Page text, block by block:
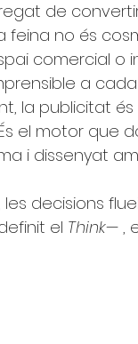
de
feina no és
comercial
a
la publicitat
el motor que
i dissenyat
decisions
el Think— ,